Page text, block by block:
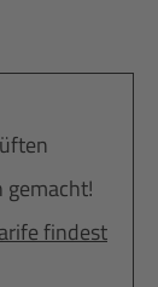
gemacht!
findest